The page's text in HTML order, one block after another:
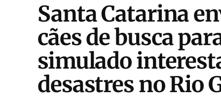
Santa Catarina
cães de busca
simulado
desastres no Rio